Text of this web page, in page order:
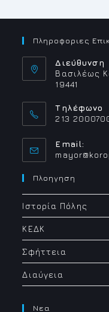
Πληροφοριες
Διεύθυνση
Βασιλέως
19441
Τηλέφωνο
213
Email:
Πλοηγηση
Ιστορία Πόλης
ΚΕΔΚ
Σφήττεια
Διαύγεια
Νεα